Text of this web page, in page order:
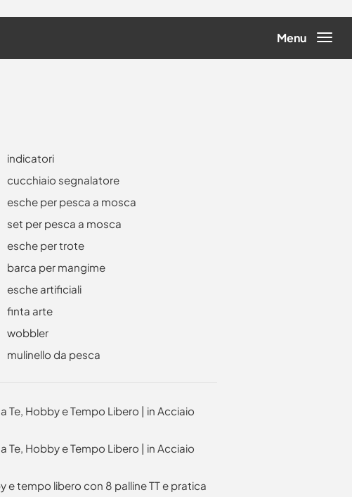
Menu
indicatori
cucchiaio segnalatore
esche per pesca a mosca
set per pesca a mosca
esche per trote
barca per mangime
esche artificiali
finta arte
wobbler
mulinello da pesca
Hobby e Tempo Libero | in Acciaio
Hobby e Tempo Libero | in Acciaio
tempo libero con 8 palline TT e pratica